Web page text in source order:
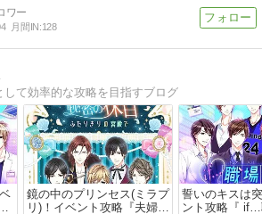
月間IN:128
て効率的な攻略を目指すブログ
鏡の中のプリンセス(ミラプ
リ)！イベント攻略『夫婦で
誓いのキスは
ント攻略『 if…